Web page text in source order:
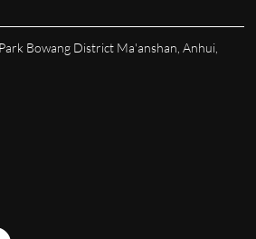
Bowang District Ma'anshan, Anhui,